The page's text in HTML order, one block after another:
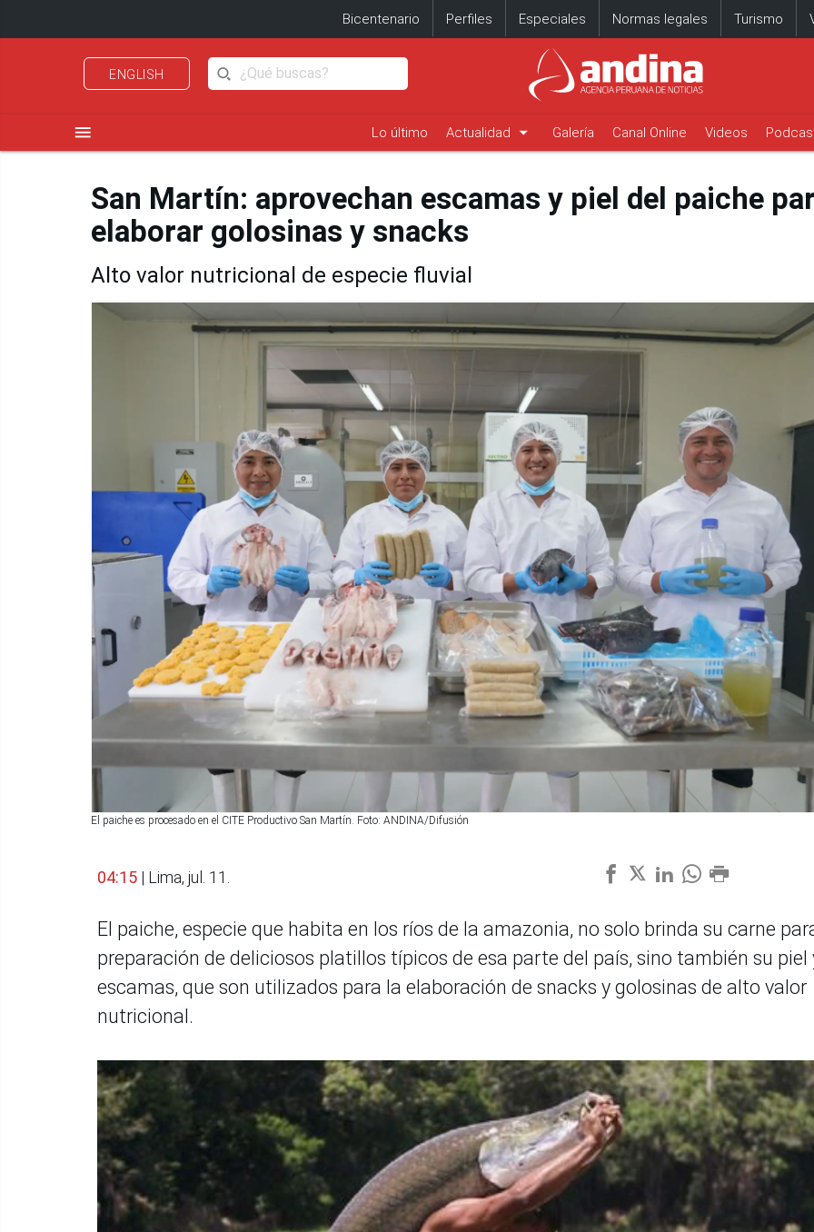
Bicentenario Perfiles Especiales Normas legales Turismo
ENGLISH
menu Lo último Actualidad arrow_drop_down Galería Canal Online Videos
San Martín: aprovechan escamas y piel del paiche
elaborar golosinas y snacks
Alto valor nutricional de especie fluvial
El paiche es procesado en el CITE Productivo San Martín. Foto: ANDINA/Difusión
04:15 | Lima, jul. 11.
El paiche, especie que habita en los ríos de la amazonia, no solo brinda su carne
preparación de deliciosos platillos típicos de esa parte del país, sino también su piel
escamas, que son utilizados para la elaboración de snacks y golosinas de alto valor
nutricional.